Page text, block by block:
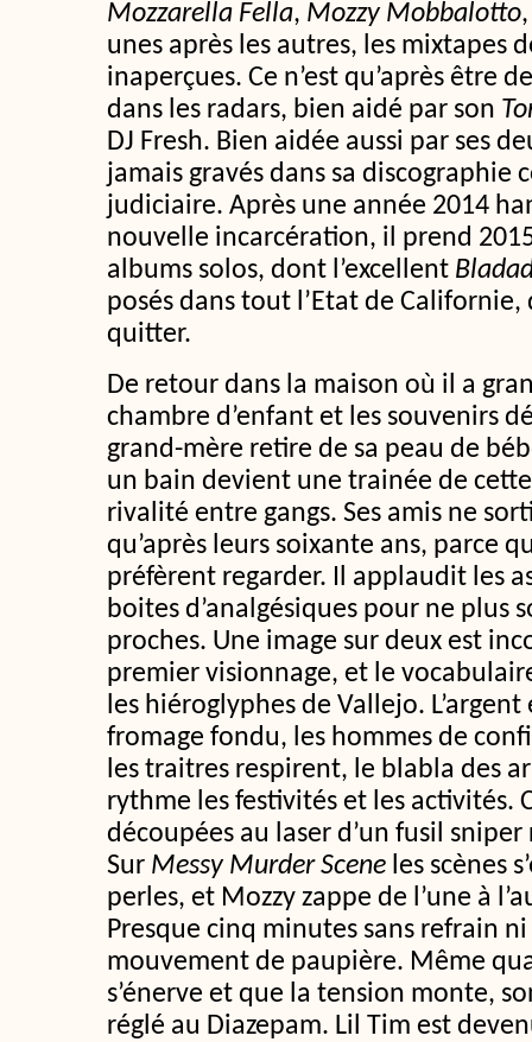
Mozzarella Fella, Mozzy Mobbalotto
unes après les autres, les mixtapes
inaperçues. Ce n’est qu’après être
dans les radars, bien aidé par son
DJ Fresh. Bien aidée aussi par ses
jamais gravés dans sa discographie
judiciaire. Après une année 2014
nouvelle incarcération, il prend
albums solos, dont l’excellent
posés dans tout l’Etat de
quitter.
De retour dans la maison où il a
chambre d’enfant et les souvenirs
grand-mère retire de sa peau de
un bain devient une trainée de
rivalité entre gangs. Ses amis ne
qu’après leurs soixante ans, parce
préfèrent regarder. Il applaudit les
boites d’analgésiques pour ne plus
proches. Une image sur deux est
premier visionnage, et le
les hiéroglyphes de Vallejo.
fromage fondu, les hommes de
les traitres respirent, le blabla des
rythme les festivités et les activités.
découpées au laser d’un fusil
Sur Messy Murder Scene les scènes
perles, et Mozzy zappe de l’une à
Presque cinq minutes sans refrain
mouvement de paupière. Même
s’énerve et que la tension monte,
réglé au Diazepam. Lil Tim est